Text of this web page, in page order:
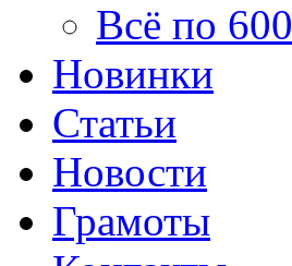
Всё по 600
Новинки
Статьи
Новости
Грамоты